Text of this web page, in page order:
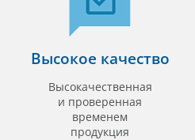
Высокое качество
Высокачественная
и проверенная
временем
продукция